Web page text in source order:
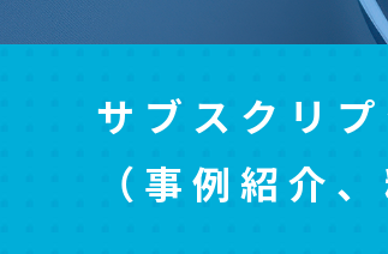
サブスクリ
（事例紹介